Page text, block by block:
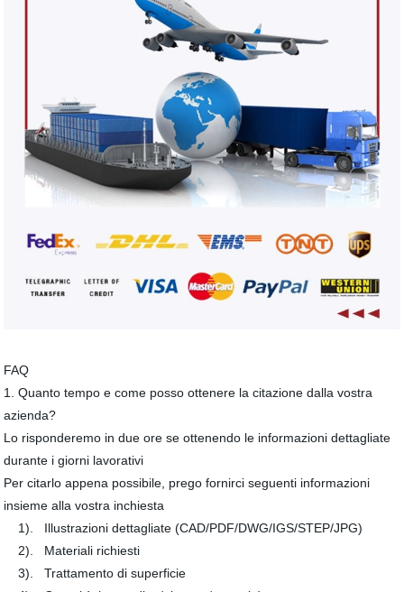
FAQ
1. Quanto tempo e come posso ottenere la citazione dalla vostra
azienda?
Lo risponderemo in due ore se ottenendo le informazioni dettagliate
durante i giorni lavorativi
Per citarlo appena possibile, prego fornirci seguenti informazioni
insieme alla vostra inchiesta
1). Illustrazioni dettagliate (CAD/PDF/DWG/IGS/STEP/JPG)
2). Materiali richiesti
3). Trattamento di superficie